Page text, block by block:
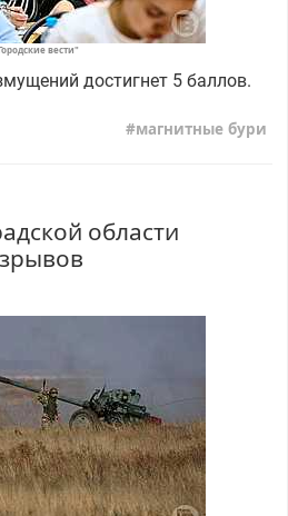
вести"
достигнет 5 баллов.
магнитные бури
области